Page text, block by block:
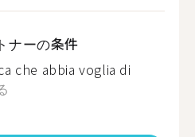
ナーの条件
che abbia voglia di